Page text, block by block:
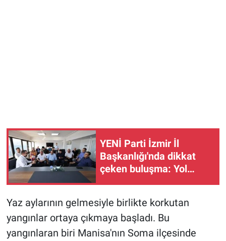
YENİ Parti İzmir İl
Başkanlığı'nda dikkat
çeken buluşma: Yol
Yaz aylarının gelmesiyle birlikte korkutan
yangınlar ortaya çıkmaya başladı. Bu
yangınlaran biri Manisa'nın Soma ilçesinde